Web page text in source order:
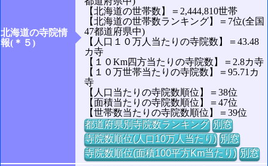
北海道の寺院情
報(＊５)
【北海道の世帯数】＝2,444,810世帯
【北海道の世帯数ランキング】＝7位(全国
47都道府県中)
【人口１０万人当たりの寺院数】＝43.48
カ寺
【１０Km四方当たりの寺院数】＝2.8カ寺
【１０万世帯当たりの寺院数】＝95.71カ
寺
【人口当たりの寺院数順位】＝38位
【面積当たりの寺院数順位】＝47位
【世帯数当たりの寺院数順位】＝39位
都道府県別寺院数ランキング 別窓
寺院数順位(人口10万人当たり) 別窓
寺院数順位(面積100平方Km当たり) 別窓